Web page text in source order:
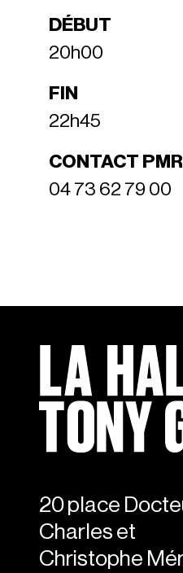
DÉBUT
20h00
FIN
22h45
CONTACT PMR
04 73 62 79 00
20 place
Charles et
Christophe